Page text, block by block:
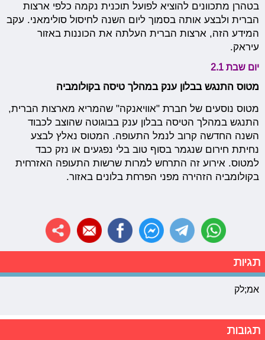
בטהרן מתכוונים להוציא לפועל תוכנית נקמה כלפי ארצות
הברית ולבצע אותה בסמוך ליום השנה לחיסול סולימאני. עקב
המידע הזה, ארצות הברית העלתה את הכוננות באזור
עיראק.
יום שבת 2.1
מטוס התנגש בבלון ענק במהלך טיסה בקולומביה
מטוס נוסעים של חברת "אוויאנקה" שהמריא מארצות הברית,
התנגש במהלך הטיסה בבלון ענק בבוגוטה שהוצב לכבוד
השנה החדשה קרוב לנמל התעופה. המטוס נאלץ לבצע
נחיתת חירום שנגמר בסוף טוב בלי נפגעים או נזק כבד
למטוס. אירוע זה התרחש למרות שרשות התעופה האזרחית
בקולומביה הזהירה מפני הפרחת בלונים באזור.
תגיות
אמ;לק
תגובות